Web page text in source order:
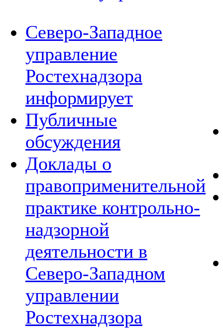
Северо-Западное
управление
Ростехнадзора
информирует
Публичные
обсуждения
Доклады о
правоприменительной
практике контрольно-
надзорной
деятельности в
Северо-Западном
управлении
Ростехнадзора